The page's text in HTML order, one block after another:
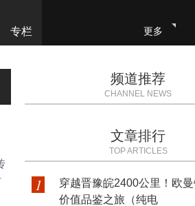
专栏 更多
频道推荐
CHANNEL NEWS
文章排行
TOP ARTICLES
1
穿越晋豫皖2400公里！欧
价值品鉴之旅（纯电